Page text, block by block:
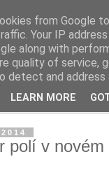
úskalí a přínosy
polí v novém
from Google
Your IP
along with
quality of service,
detect and address
LEARN MORE